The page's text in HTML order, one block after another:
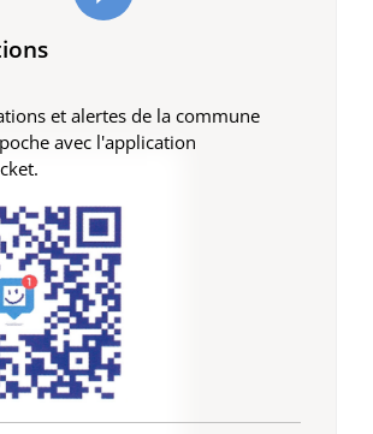
et alertes de la commune
avec l'application